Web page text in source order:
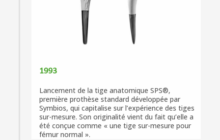
1993
Lancement de la tige anatomique SPS®,
première prothèse standard développée par
Symbios, qui capitalise sur l’expérience des tiges
sur-mesure. Son originalité vient du fait qu’elle a
été conçue comme « une tige sur-mesure pour
fémur normal ».